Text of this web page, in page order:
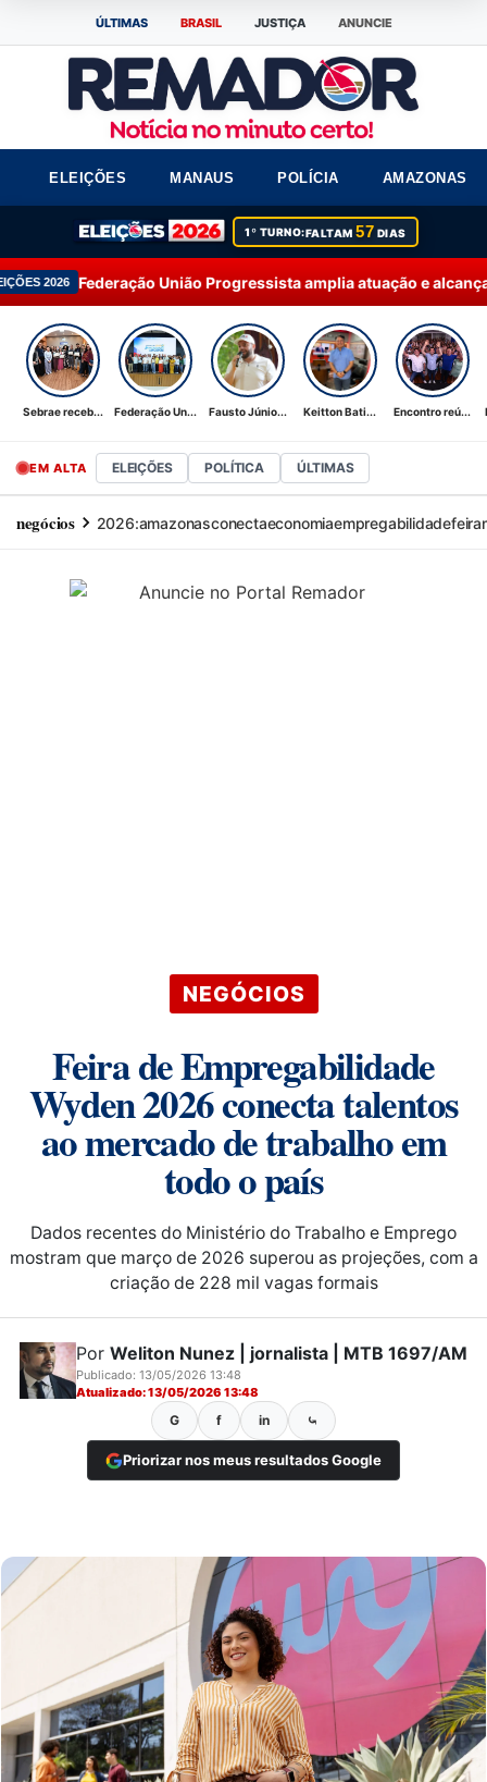
ÚLTIMAS BRASIL JUSTIÇA ANUNCIE
ELEIÇÕES MANAUS POLÍCIA AMAZONAS
1º TURNO:FALTAM57 DIAS
União Progressista amplia atuação e alcança 92% dos
Sebrae receb... Federação Un... Fausto Júnio... Keitton Bati... Encontro reú...
EM ALTA ELEIÇÕES POLÍTICA ÚLTIMAS
negócios 2026:amazonasconectaeconomiaempregabilidadefeira
NEGÓCIOS
Feira de Empregabilidade
Wyden 2026 conecta talentos
ao mercado de trabalho em
todo o país
Dados recentes do Ministério do Trabalho e Emprego
mostram que março de 2026 superou as projeções, com a
criação de 228 mil vagas formais
Por Weliton Nunez | jornalista | MTB 1697/AM
Publicado: 13/05/2026 13:48
Atualizado: 13/05/2026 13:48
G f in ⤿
Priorizar nos meus resultados Google